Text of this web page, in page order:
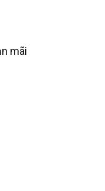
mãi